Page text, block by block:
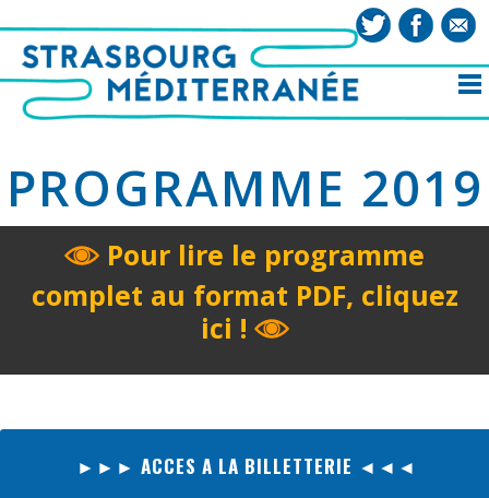
PROGRAMME 2019
Pour lire le programme
complet au format PDF, cliquez
ici !
►►► ACCES A LA BILLETTERIE ◄◄◄